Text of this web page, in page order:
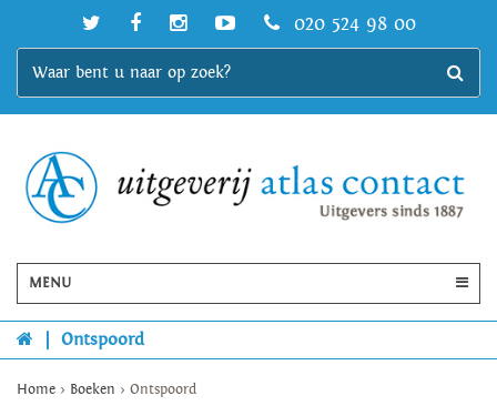
020 524 98 00
MENU
Ontspoord
Home > Boeken > Ontspoord